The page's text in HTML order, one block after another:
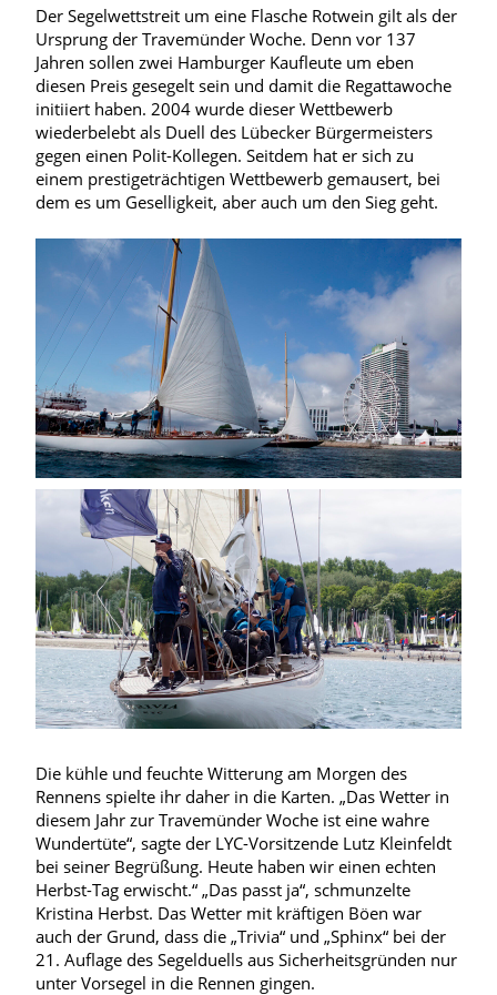
Der Segelwettstreit um eine Flasche Rotwein gilt als der
Ursprung der Travemünder Woche. Denn vor 137
Jahren sollen zwei Hamburger Kaufleute um eben
diesen Preis gesegelt sein und damit die Regattawoche
initiiert haben. 2004 wurde dieser Wettbewerb
wiederbelebt als Duell des Lübecker Bürgermeisters
gegen einen Polit-Kollegen. Seitdem hat er sich zu
einem prestigeträchtigen Wettbewerb gemausert, bei
dem es um Geselligkeit, aber auch um den Sieg geht.
Die kühle und feuchte Witterung am Morgen des
Rennens spielte ihr daher in die Karten. „Das Wetter in
diesem Jahr zur Travemünder Woche ist eine wahre
Wundertüte“, sagte der LYC-Vorsitzende Lutz Kleinfeldt
bei seiner Begrüßung. Heute haben wir einen echten
Herbst-Tag erwischt.“ „Das passt ja“, schmunzelte
Kristina Herbst. Das Wetter mit kräftigen Böen war
auch der Grund, dass die „Trivia“ und „Sphinx“ bei der
21. Auflage des Segelduells aus Sicherheitsgründen nur
unter Vorsegel in die Rennen gingen.